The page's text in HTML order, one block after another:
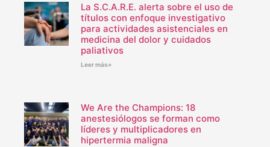
La S.C.A.R.E. alerta sobre el uso de
títulos con enfoque investigativo
para actividades asistenciales en
medicina del dolor y cuidados
paliativos
Leer más»
We Are the Champions: 18
anestesiólogos se forman como
líderes y multiplicadores en
hipertermia maligna